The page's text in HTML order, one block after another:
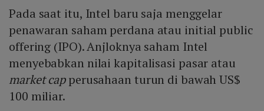
Pada saat itu, Intel baru saja menggelar
penawaran saham perdana atau initial public
offering (IPO). Anjloknya saham Intel
menyebabkan nilai kapitalisasi pasar atau
market capperusahaan turun di bawah US$
100 miliar.